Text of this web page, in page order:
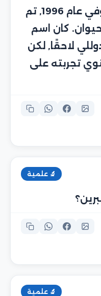
قطعة DNA لا جنسيًا. وفي عام 1996, تم
كان اسم
لاحقًا, لكن
تجربته على
🔬 علمية
🔬 علمية